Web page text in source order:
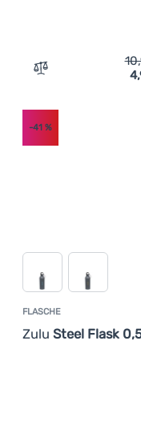
Zum Vergleich
FLASCHE
Zulu Steel Flask
-41 %